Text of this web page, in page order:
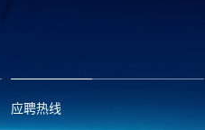
应聘热线